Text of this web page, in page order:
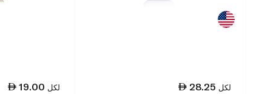
28.25 لكل
19.00 لكل